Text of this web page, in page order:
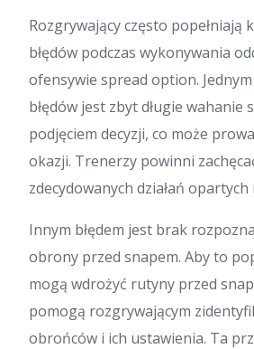
Rozgrywający często popełniają
błędów podczas wykonywania
ofensywie spread option. Jednym
błędów jest zbyt długie wahanie
podjęciem decyzji, co może
okazji. Trenerzy powinni
zdecydowanych działań opartych
Innym błędem jest brak
obrony przed snapem. Aby to
mogą wdrożyć rutyny przed
pomogą rozgrywającym
obrońców i ich ustawienia. Ta